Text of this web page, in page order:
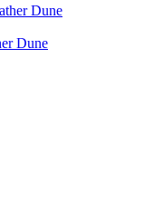
Dune